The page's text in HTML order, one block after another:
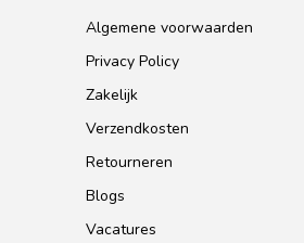
Algemene voorwaarden
Privacy Policy
Zakelijk
Verzendkosten
Retourneren
Blogs
Vacatures